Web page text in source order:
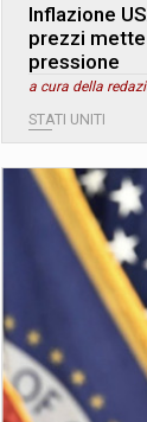
Inflazione
prezzi
pressione
a cura della
STATI UNITI